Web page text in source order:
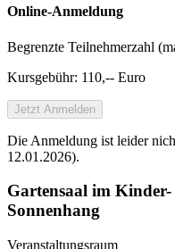
Online-Anmeldung
Begrenzte Teilnehmer­zahl
Kursgebühr: 110,-- Euro
Jetzt Anmelden
Die Anmeldung ist leider
12.01.2026).
Gartensaal im
Sonnenhang
Veranstaltungsraum